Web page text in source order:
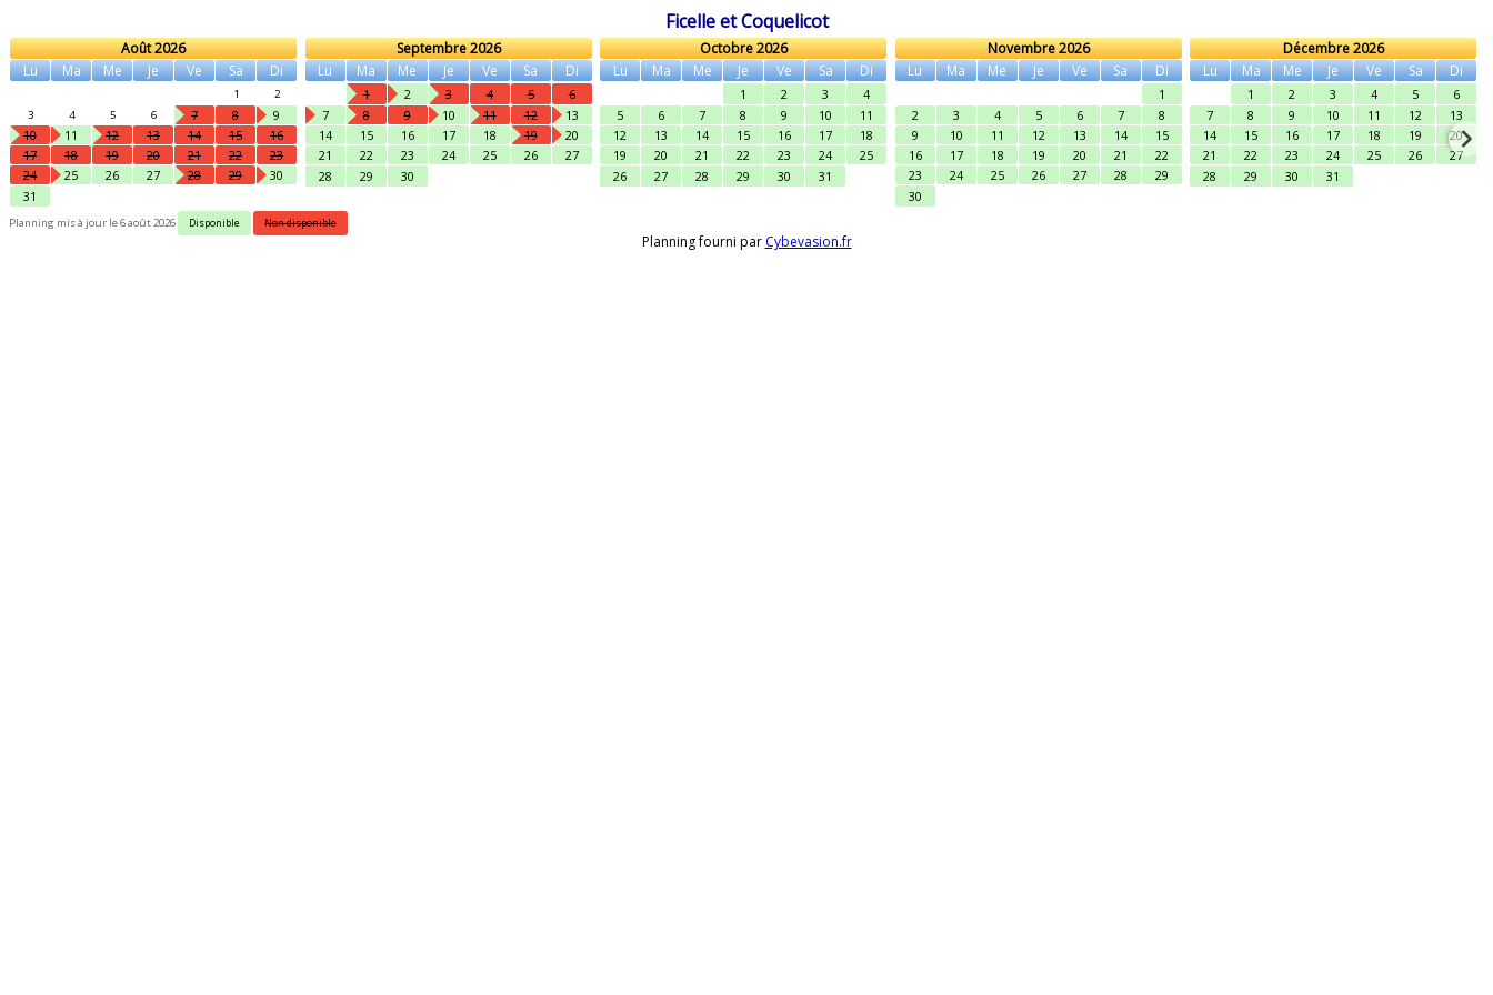
Ficelle et Coquelicot
Août 2026
Lu
Ma Me Je Ve Sa Di
1
2
3
4 5 6 7 8
9
10
11 12 13 14 15
16
17
18 19 20 21 22
23
24
25 26 27 28 29
30
31
Septembre 2026
Lu
Ma Me Je Ve Sa Di
1 2 3 4 5
6
7
8 9 10 11 12
13
14
15 16 17 18 19
20
21
22 23 24 25 26
27
28
29 30
Octobre 2026
Lu
Ma Me Je Ve Sa Di
1 2 3
4
5
6 7 8 9 10
11
12
13 14 15 16 17
18
19
20 21 22 23 24
25
26
27 28 29 30 31
Novembre 2026
Lu
Ma Me Je Ve Sa Di
1
2
3 4 5 6 7
8
9
10 11 12 13 14
15
16
17 18 19 20 21
22
23
24 25 26 27 28
29
30
Décembre 2026
Lu
Ma Me Je Ve Sa Di
1 2 3 4 5
6
7
8 9 10 11 12
13
14
15 16 17 18 19
20
21
22 23 24 25 26
27
28
29 30 31
Planning mis à jour le 6 août 2026 Disponible Non disponible
Planning fourni par Cybevasion.fr